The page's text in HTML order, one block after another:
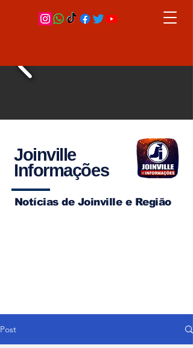
Joinville
Informações
Notícias de Joinville e Região
Post